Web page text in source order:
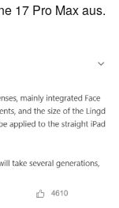
17 Pro Max aus.